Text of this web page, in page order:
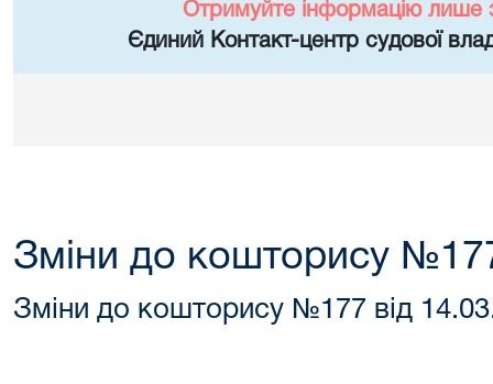
Отримуйте інформацію лише
Єдиний Контакт-центр судової
Зміни до кошторису
Зміни до кошторису №177 від